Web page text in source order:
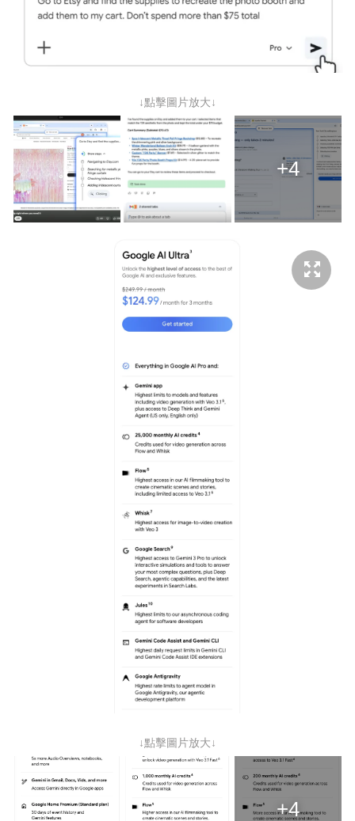
↓點擊圖片放大↓
+4
↓點擊圖片放大↓
+4